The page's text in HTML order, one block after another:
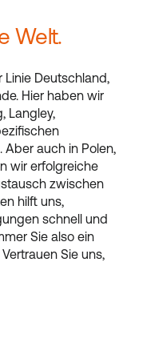
Welt.
Linie Deutschland,
Hier haben wir
Langley,
auch in Polen,
wir erfolgreiche
zwischen
hilft uns,
schnell und
Sie also ein
Sie uns,